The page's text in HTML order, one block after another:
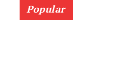
Popular